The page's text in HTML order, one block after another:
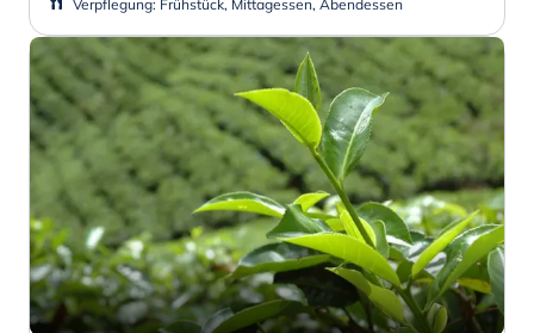
Verpflegung: Frühstück, Mittagessen, Abendessen